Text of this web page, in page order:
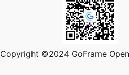
Copyright ©2024 GoFrame